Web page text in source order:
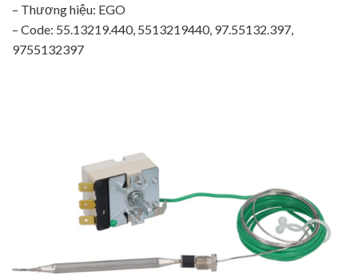
– Thương hiệu: EGO
– Code: 55.13219.440, 5513219440, 97.55132.397,
9755132397